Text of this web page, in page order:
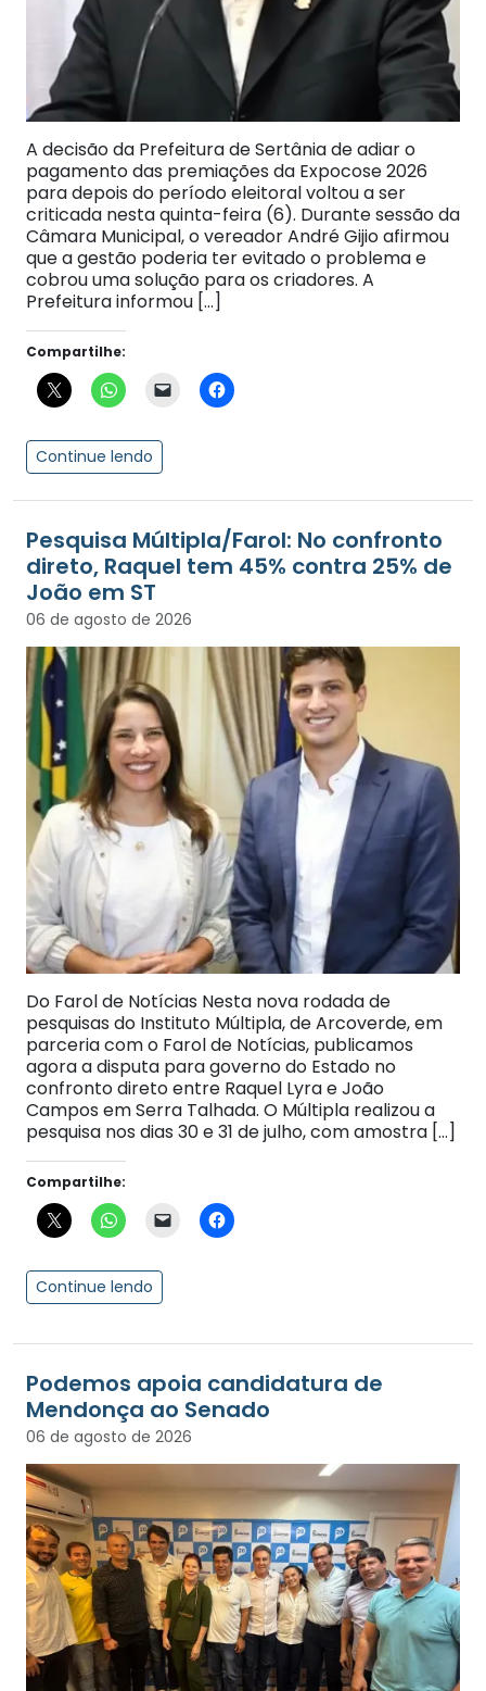
A decisão da Prefeitura de Sertânia de adiar o
pagamento das premiações da Expocose 2026
para depois do período eleitoral voltou a ser
criticada nesta quinta-feira (6). Durante sessão da
Câmara Municipal, o vereador André Gijio afirmou
que a gestão poderia ter evitado o problema e
cobrou uma solução para os criadores. A
Prefeitura informou […]
Compartilhe:
Continue lendo
Pesquisa Múltipla/Farol: No confronto
direto, Raquel tem 45% contra 25% de
João em ST
06 de agosto de 2026
Do Farol de Notícias Nesta nova rodada de
pesquisas do Instituto Múltipla, de Arcoverde, em
parceria com o Farol de Notícias, publicamos
agora a disputa para governo do Estado no
confronto direto entre Raquel Lyra e João
Campos em Serra Talhada. O Múltipla realizou a
pesquisa nos dias 30 e 31 de julho, com amostra […]
Compartilhe:
Continue lendo
Podemos apoia candidatura de
Mendonça ao Senado
06 de agosto de 2026